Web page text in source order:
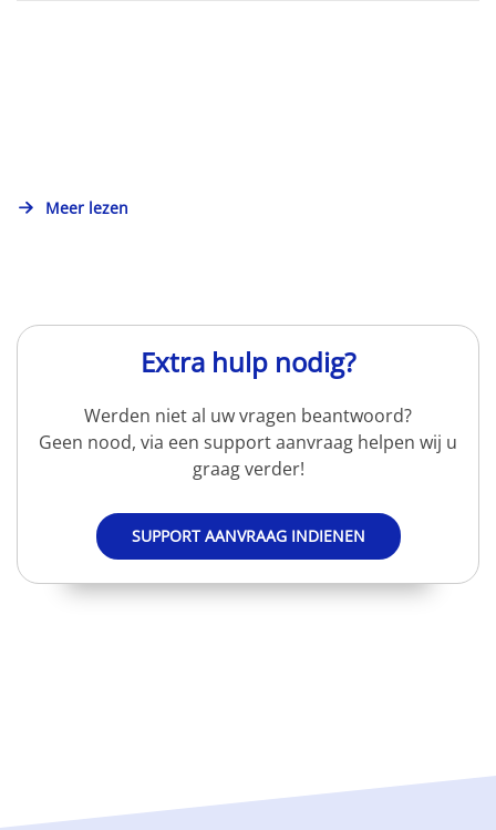
Meer lezen
Extra hulp nodig?
Werden niet al uw vragen beantwoord?
Geen nood, via een support aanvraag helpen wij u
graag verder!
SUPPORT AANVRAAG INDIENEN